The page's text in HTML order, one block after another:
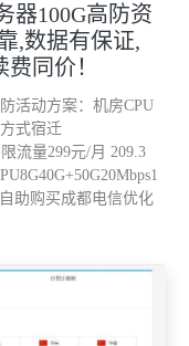
器100G高防资
,数据有保证,
同价！
活动方案：机房CPU
式宿迁
流量299元/月 209.3
助购买成都电信优化